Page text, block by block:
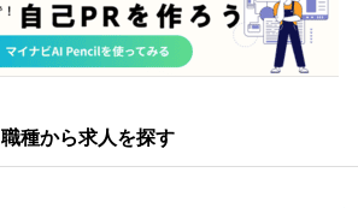
職種から求人を探す